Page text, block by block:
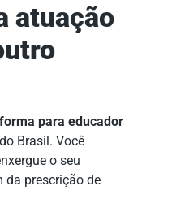
atuação
para educador
Brasil. Você
o seu
prescrição de